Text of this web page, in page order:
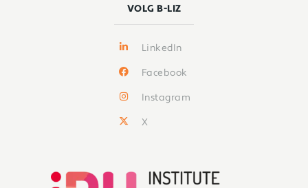
VOLG B-LIZ
LinkedIn
Facebook
Instagram
X